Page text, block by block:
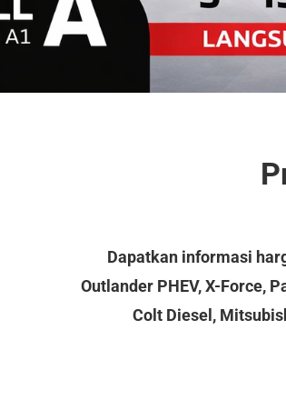
Dapatkan informasi
Outlander PHEV, X-Force,
Colt Diesel,